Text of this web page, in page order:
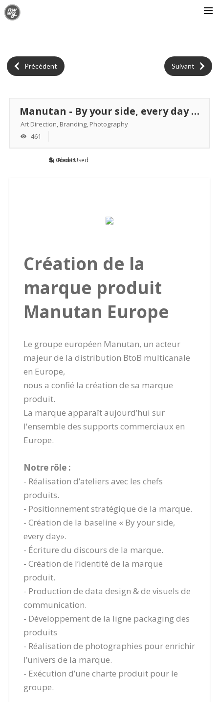
ATELIERS
PERSONNALITÉS
Précédent Suivant
Création de la
marque produit
Manutan Europe
Le groupe européen Manutan, un acteur
majeur de la distribution BtoB multicanale
en Europe,
nous a confié la création de sa marque
produit.
La marque apparaît aujourd’hui sur
l'ensemble des supports commerciaux en
Europe.
Notre rôle :
- Réalisation d’ateliers avec les chefs
produits.
- Positionnement stratégique de la marque.
- Création de la baseline « By your side,
every day».
- Écriture du discours de la marque.
- Création de l’identité de la marque
produit.
- Production de data design & de visuels de
communication.
- Développement de la ligne packaging des
produits
- Réalisation de photographies pour enrichir
l’univers de la marque.
- Exécution d’une charte produit pour le
groupe.
Manutan - By your side, every day - Brand design
Art Direction, Branding, Photography
461
Tools Used
About
Credits